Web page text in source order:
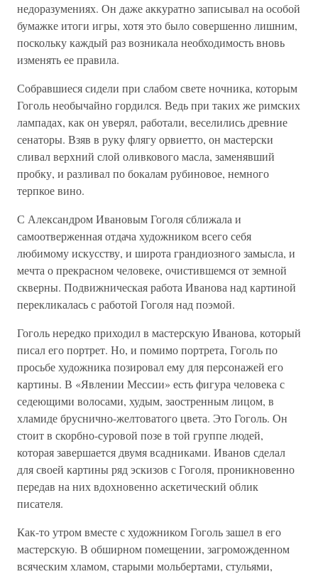
недоразумениях. Он даже аккуратно записывал на особой
бумажке итоги игры, хотя это было совершенно лишним,
поскольку каждый раз возникала необходимость вновь
изменять ее правила.
Собравшиеся сидели при слабом свете ночника, которым
Гоголь необычайно гордился. Ведь при таких же римских
лампадах, как он уверял, работали, веселились древние
сенаторы. Взяв в руку флягу орвиетто, он мастерски
сливал верхний слой оливкового масла, заменявший
пробку, и разливал по бокалам рубиновое, немного
терпкое вино.
С Александром Ивановым Гоголя сближала и
самоотверженная отдача художником всего себя
любимому искусству, и широта грандиозного замысла, и
мечта о прекрасном человеке, очистившемся от земной
скверны. Подвижническая работа Иванова над картиной
перекликалась с работой Гоголя над поэмой.
Гоголь нередко приходил в мастерскую Иванова, который
писал его портрет. Но, и помимо портрета, Гоголь по
просьбе художника позировал ему для персонажей его
картины. В «Явлении Мессии» есть фигура человека с
седеющими волосами, худым, заостренным лицом, в
хламиде бруснично-желтоватого цвета. Это Гоголь. Он
стоит в скорбно-суровой позе в той группе людей,
которая завершается двумя всадниками. Иванов сделал
для своей картины ряд эскизов с Гоголя, проникновенно
передав на них вдохновенно аскетический облик
писателя.
Как-то утром вместе с художником Гоголь зашел в его
мастерскую. В обширном помещении, загроможденном
всяческим хламом, старыми мольбертами, стульями,